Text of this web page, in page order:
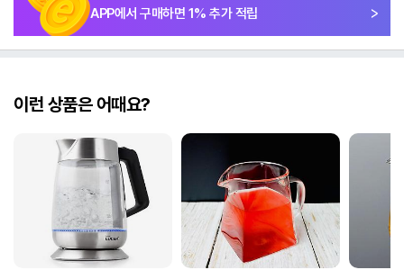
APP에서 구매하면 1% 추가 적립
이런 상품은 어때요?